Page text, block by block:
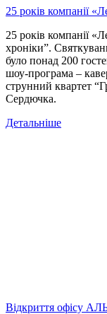
25 років компанії
25 років компанії
хроніки”.
було понад 200
шоу-програма –
струнний квартет
Сердючка.
Детальніше
Відкриття офісу